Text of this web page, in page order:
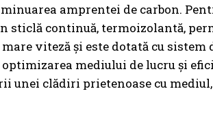
amprentei de carbon.
sticlă continuă, termoizolantă,
viteză și este dotată cu sistem
mediului de lucru și
unei clădiri prietenoase cu